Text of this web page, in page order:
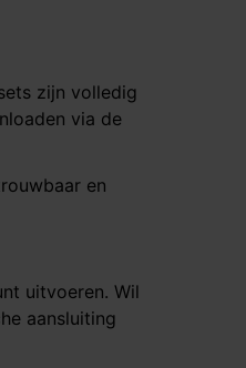
zijn volledig
via de
en
uitvoeren. Wil
aansluiting